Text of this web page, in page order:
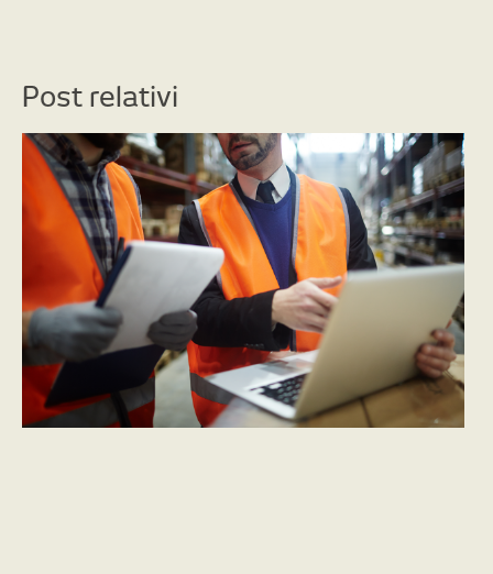
Post relativi